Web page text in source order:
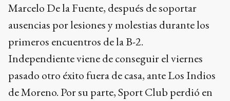
Marcelo De la Fuente, después de soportar
ausencias por lesiones y molestias durante los
primeros encuentros de la B-2.
Independiente viene de conseguir el viernes
pasado otro éxito fuera de casa, ante Los Indios
de Moreno. Por su parte, Sport Club perdió en